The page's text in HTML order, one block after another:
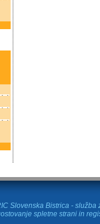
Slovenska Bistrica - služba
spletne strani in